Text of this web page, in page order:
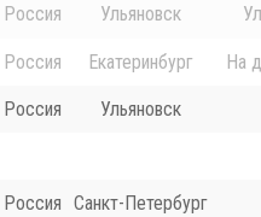
Россия Ульяновск
Россия Екатеринбург На
Россия Ульяновск
Россия Санкт-Петербург